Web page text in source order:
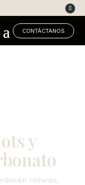
CONTÁCTANOS
y
roturas,